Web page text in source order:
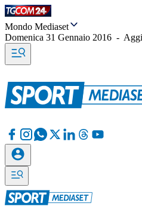
Mondo Mediaset
Domenica 31 Gennaio 2016 -